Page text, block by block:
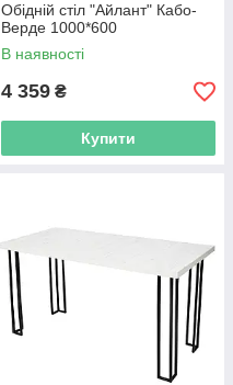
Обідній стіл "Айлант" Кабо-
Верде 1000*600
В наявності
4 359 ₴
Купити